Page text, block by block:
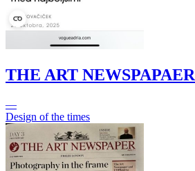
THE ART NEWSPAPAER
—
Design of the times